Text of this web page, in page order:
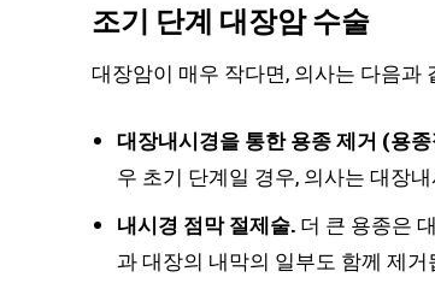
조기 단계 대장암 수술
대장암이 매우 작다면, 의사는 다음과
대장내시경을 통한 용종 제거 (용
우 초기 단계일 경우, 의사는 대장
내시경 점막 절제술. 더 큰 용종은
과 대장의 내막의 일부도 함께 제거